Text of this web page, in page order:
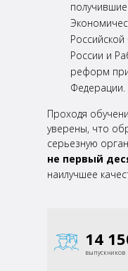
получившие
России и
реформ
Федерации.
Проходя
уверены, что
серьезную
не первый
наилучшее
14
выпускников